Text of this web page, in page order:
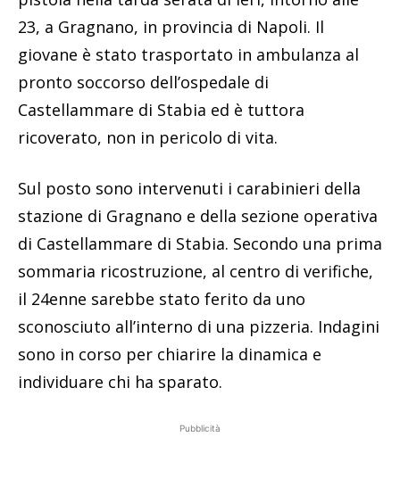
23, a Gragnano, in provincia di Napoli. Il
giovane è stato trasportato in ambulanza al
pronto soccorso dell’ospedale di
Castellammare di Stabia ed è tuttora
ricoverato, non in pericolo di vita.
Sul posto sono intervenuti i carabinieri della
stazione di Gragnano e della sezione operativa
di Castellammare di Stabia. Secondo una prima
sommaria ricostruzione, al centro di verifiche,
il 24enne sarebbe stato ferito da uno
sconosciuto all’interno di una pizzeria. Indagini
sono in corso per chiarire la dinamica e
individuare chi ha sparato.
Pubblicità